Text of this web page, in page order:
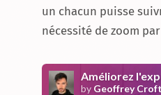
un chacun puisse
nécessité de zoom